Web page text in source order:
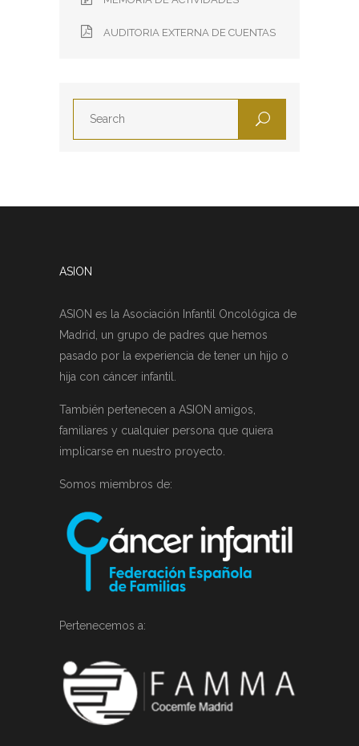
AUDITORIA EXTERNA DE CUENTAS
ASION
ASION es la Asociación Infantil Oncológica de
Madrid, un grupo de padres que hemos
pasado por la experiencia de tener un hijo o
hija con cáncer infantil.
También pertenecen a ASION amigos,
familiares y cualquier persona que quiera
implicarse en nuestro proyecto.
Somos miembros de:
Pertenecemos a: